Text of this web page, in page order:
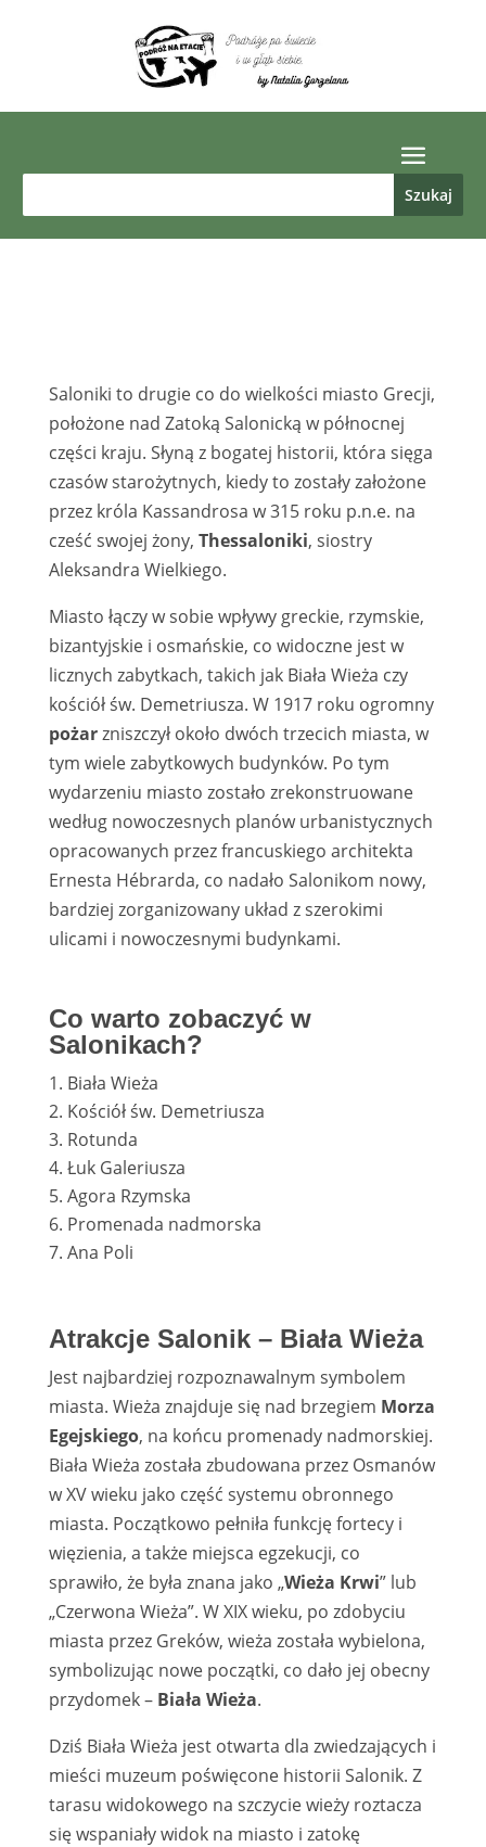
Saloniki to drugie co do wielkości miasto Grecji,
położone nad Zatoką Salonicką w północnej
części kraju. Słyną z bogatej historii, która sięga
czasów starożytnych, kiedy to zostały założone
przez króla Kassandrosa w 315 roku p.n.e. na
cześć swojej żony, Thessaloniki, siostry
Aleksandra Wielkiego.
Miasto łączy w sobie wpływy greckie, rzymskie,
bizantyjskie i osmańskie, co widoczne jest w
licznych zabytkach, takich jak Biała Wieża czy
kościół św. Demetriusza. W 1917 roku ogromny
pożarzniszczył około dwóch trzecich miasta, w
tym wiele zabytkowych budynków. Po tym
wydarzeniu miasto zostało zrekonstruowane
według nowoczesnych planów urbanistycznych
opracowanych przez francuskiego architekta
Ernesta Hébrarda, co nadało Salonikom nowy,
bardziej zorganizowany układ z szerokimi
ulicami i nowoczesnymi budynkami.
Co warto zobaczyć w
Salonikach?
Biała Wieża
Kościół św. Demetriusza
Rotunda
Łuk Galeriusza
Agora Rzymska
Promenada nadmorska
Ana Poli
Atrakcje Salonik – Biała Wieża
Jest najbardziej rozpoznawalnym symbolem
miasta. Wieża znajduje się nad brzegiem Morza
Egejskiego, na końcu promenady nadmorskiej.
Biała Wieża została zbudowana przez Osmanów
w XV wieku jako część systemu obronnego
miasta. Początkowo pełniła funkcję fortecy i
więzienia, a także miejsca egzekucji, co
sprawiło, że była znana jako „Wieża Krwi” lub
„Czerwona Wieża”. W XIX wieku, po zdobyciu
miasta przez Greków, wieża została wybielona,
symbolizując nowe początki, co dało jej obecny
przydomek – Biała Wieża.
Dziś Biała Wieża jest otwarta dla zwiedzających i
mieści muzeum poświęcone historii Salonik. Z
tarasu widokowego na szczycie wieży roztacza
się wspaniały widok na miasto i zatokę